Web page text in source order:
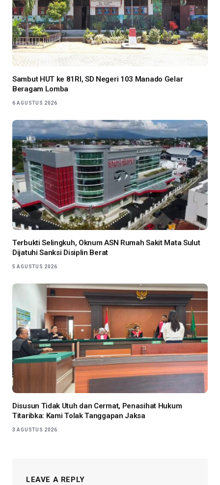
Sambut HUT ke 81RI, SD Negeri 103 Manado Gelar
Beragam Lomba
6 AGUSTUS 2026
Terbukti Selingkuh, Oknum ASN Rumah Sakit Mata Sulut
Dijatuhi Sanksi Disiplin Berat
5 AGUSTUS 2026
Disusun Tidak Utuh dan Cermat, Penasihat Hukum
Titaribka: Kami Tolak Tanggapan Jaksa
3 AGUSTUS 2026
LEAVE A REPLY